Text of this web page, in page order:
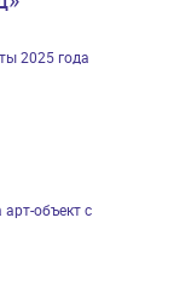
2025 года
объект с